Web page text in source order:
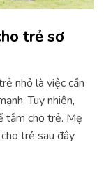
trẻ sơ
nhỏ là việc cần
Tuy nhiên,
tắm cho trẻ. Mẹ
trẻ sau đây.